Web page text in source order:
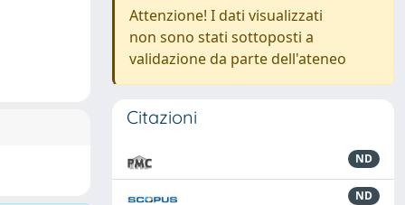
Attenzione! I dati visualizzati
non sono stati sottoposti a
validazione da parte dell'ateneo
Citazioni
ND
ND